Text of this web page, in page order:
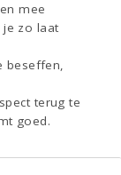
mee
zo laat
beseffen,
terug te
goed.